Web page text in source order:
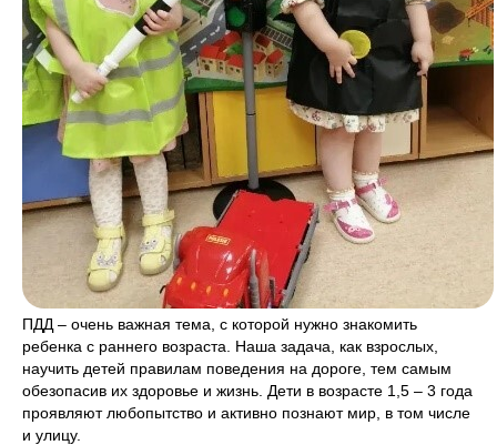
ПДД – очень важная тема, с которой нужно знакомить
ребенка с раннего возраста. Наша задача, как взрослых,
научить детей правилам поведения на дороге, тем самым
обезопасив их здоровье и жизнь. Дети в возрасте 1,5 – 3 года
проявляют любопытство и активно познают мир, в том числе
и улицу.